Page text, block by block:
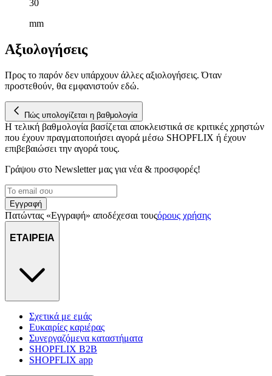
30
mm
Αξιολογήσεις
Προς το παρόν δεν υπάρχουν άλλες αξιολογήσεις. Όταν
προστεθούν, θα εμφανιστούν εδώ.
Πώς υπολογίζεται η βαθμολογία
Η τελική βαθμολογία βασίζεται αποκλειστικά σε κριτικές χρηστών
που έχουν πραγματοποιήσει αγορά μέσω SHOPFLIX ή έχουν
επιβεβαιώσει την αγορά τους.
Γράψου στο Νewsletter μας για νέα & προσφορές!
Εγγραφή
Πατώντας «Εγγραφή» αποδέχεσαι τουςόρους χρήσης
ΕΤΑΙΡΕΙΑ
Σχετικά με εμάς
Ευκαιρίες καριέρας
Συνεργαζόμενα καταστήματα
SHOPFLIX B2B
SHOPFLIX app